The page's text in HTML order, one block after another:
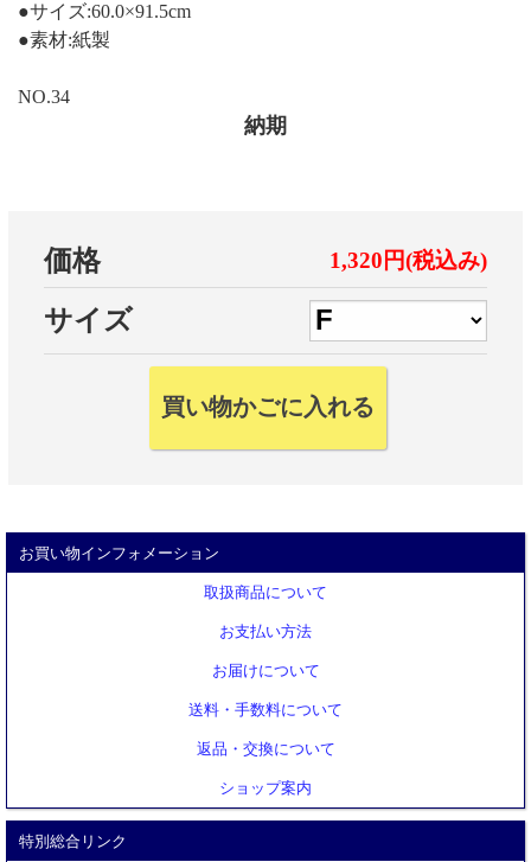
●サイズ:60.0×91.5cm
●素材:紙製
NO.34
納期
価格 1,320円(税込み)
サイズ
お買い物インフォメーション
取扱商品について
お支払い方法
お届けについて
送料・手数料について
返品・交換について
ショップ案内
特別総合リンク